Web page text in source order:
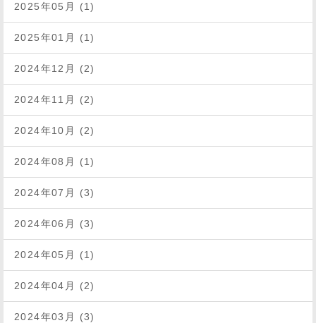
2025年05月 (1)
2025年01月 (1)
2024年12月 (2)
2024年11月 (2)
2024年10月 (2)
2024年08月 (1)
2024年07月 (3)
2024年06月 (3)
2024年05月 (1)
2024年04月 (2)
2024年03月 (3)